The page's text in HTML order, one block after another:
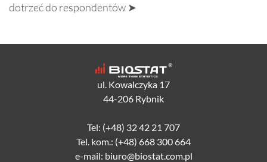
dotrzeć do respondentów ➤
ul. Kowalczyka 17
44-206 Rybnik
Tel: (+48) 32 42 21 707
Tel. kom.: (+48) 668 300 664
e-mail: biuro@biostat.com.pl